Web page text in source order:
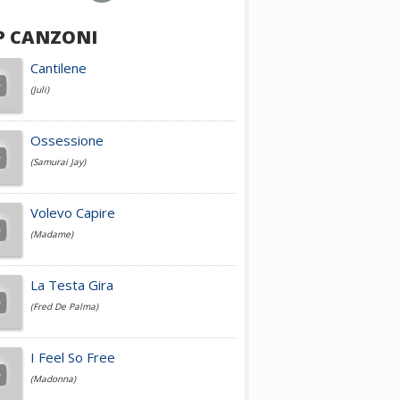
Achille Lauro
Cesare Cremonini
Jovanotti
Fedez
Simone Cristicchi
CANZONI
Cantilene
(Juli)
Ossessione
(Samurai Jay)
Volevo Capire
(Madame)
La Testa Gira
(Fred De Palma)
I Feel So Free
(Madonna)